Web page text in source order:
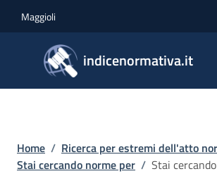
Maggioli
indicenormativa.it
Briciole di pane
Home / Ricerca per estremi dell'atto
Stai cercando norme per / Stai